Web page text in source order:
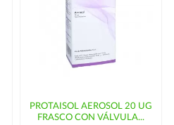
PROTAISOL AEROSOL 20 UG
FRASCO CON VÁLVULA...